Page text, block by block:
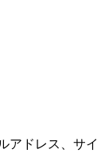
アドレス、サ